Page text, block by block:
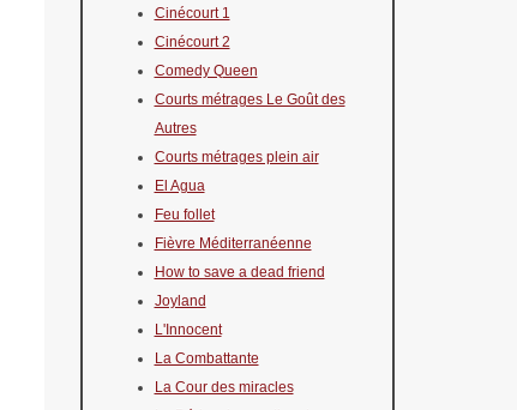
Cinécourt 1
Cinécourt 2
Comedy Queen
Courts métrages Le Goût des
Autres
Courts métrages plein air
El Agua
Feu follet
Fièvre Méditerranéenne
How to save a dead friend
Joyland
L'Innocent
La Combattante
La Cour des miracles